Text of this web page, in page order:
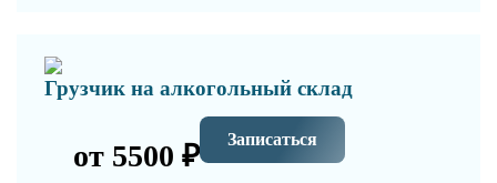
Грузчик на алкогольный склад
от 5500 ₽ Записаться